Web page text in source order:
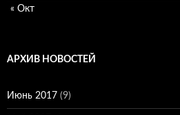
« Окт
АРХИВ НОВОСТЕЙ
Июнь 2017 (9)